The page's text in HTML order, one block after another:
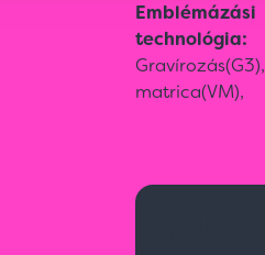
Emblémázási
technológia:
Gravírozás(G3),
matrica(VM),